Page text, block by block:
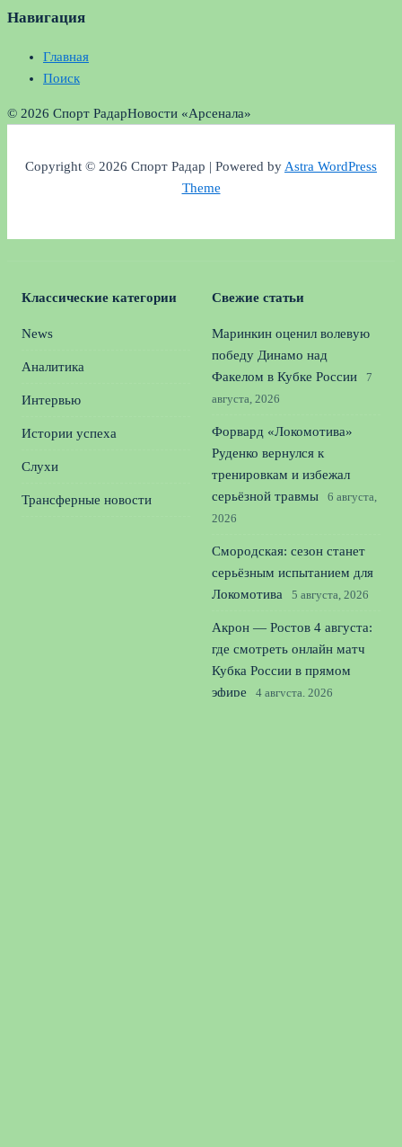
Навигация
Главная
Поиск
© 2026 Спорт РадарНовости «Арсенала»
Copyright © 2026 Спорт Радар | Powered byAstra WordPress
Theme
Классические категории
News
Аналитика
Интервью
Истории успеха
Слухи
Трансферные новости
Свежие статьи
Маринкин оценил волевую
победу Динамо над
Факелом в Кубке России
7
августа, 2026
Форвард «Локомотива»
Руденко вернулся к
тренировкам и избежал
серьёзной травмы
6 августа,
2026
Смородская: сезон станет
серьёзным испытанием для
Локомотива
5 августа, 2026
Акрон — Ростов 4 августа:
где смотреть онлайн матч
Кубка России в прямом
эфире
4 августа, 2026